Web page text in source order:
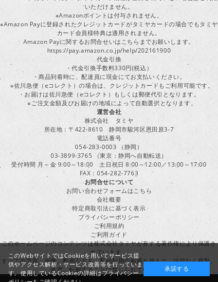
いただけません。
※Amazonポイントは付与されません。
※Amazon Payに登録されたクレジットカードがタミヤカードの場合でもタミヤ
カード会員様特典は適用されません。
Amazon Payに関するお問合せいはこちらまでお願いします。
https://pay.amazon.co.jp/help/202161900
代金引換
・代金引換手数料330円(税込）
・商品到着時に、配達員に現金にてお支払いください。
※佐川急便（eコレクト）の場合は、クレジットカードもご利用可能です。
・お届けは佐川急便（eコレクト）もしくは郵便代引となります。
※ご注文金額及びお届けの地域によって自動選択となります。
運営会社
株式会社 タミヤ
所在地：〒422-8610 静岡市駿河区恩田原3-7
電話番号
054-283-0003 （静岡）
03-3899-3765 （東京：静岡へ自動転送）
受付時間 月～金 9:00～18:00 土日祝日 8:00～12:00／13:00～17:00
FAX：054-282-7763
お問合せについて
お問い合わせフォームはこちら
会社概要
特定商取引法に基づく表示
プライバシーポリシー
ご利用規約
ご利用ガイド
このホームページのコンテンツは株式会社タミヤが有する著作権により保護さ
れています。
すべての文章、画像、動画などを、私的利用の範囲を超えて、許可なく複製、
改変、転載することは禁じられています。
このWebサイトではCookieを用いてサービス提
供やアクセス解析・サービス改善等を行っていま
す。使用しているCookieの詳細はプライバシー
承諾する